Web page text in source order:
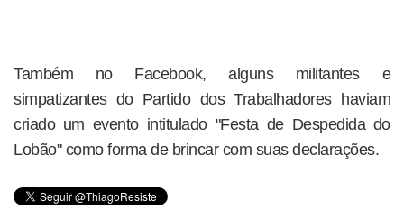
Também no Facebook, alguns militantes e
simpatizantes do Partido dos Trabalhadores haviam
criado um evento intitulado "Festa de Despedida do
Lobão" como forma de brincar com suas declarações.